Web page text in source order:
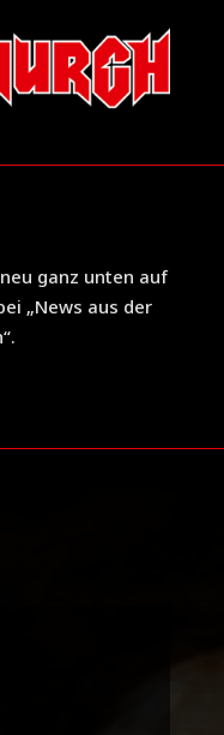
ganz unten auf
„News aus der